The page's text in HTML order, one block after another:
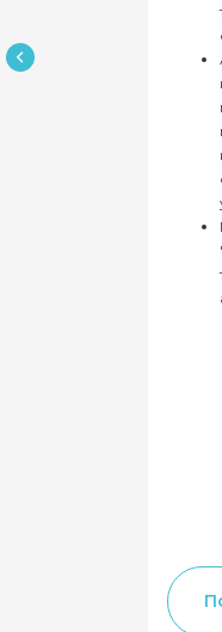
+7 495 145
+7 495 128
+7 495 145
+7 495 148
+7 495 148